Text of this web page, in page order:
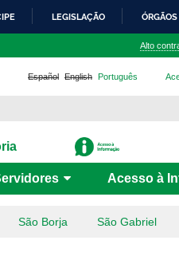
LEGISLAÇÃO
Alto
Português
English
Español
Acesso à
São Borja São Gabriel